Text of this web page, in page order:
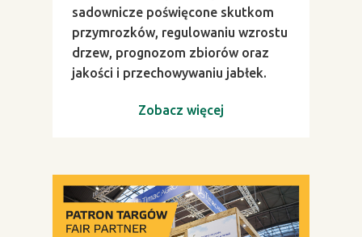
sadownicze poświęcone skutkom
przymrozków, regulowaniu wzrostu
drzew, prognozom zbiorów oraz
jakości i przechowywaniu jabłek.
Zobacz więcej